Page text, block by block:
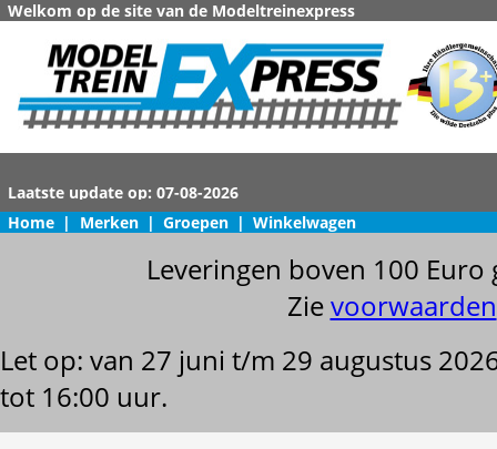
Welkom op de site van de Modeltreinexpress
Home | Merken | Groepen | Winkelwagen
Leveringen boven 100
Zievoorwaarden
Let op: van 27 juni t/m 29 augustus
tot 16:00 uur.